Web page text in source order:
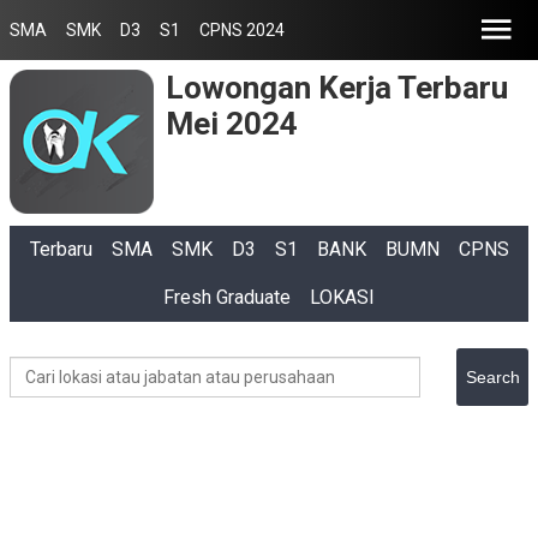
SMA SMK D3 S1 CPNS 2024
Lowongan Kerja Terbaru
Mei 2024
Terbaru SMA SMK D3 S1 BANK BUMN CPNS
Fresh Graduate LOKASI